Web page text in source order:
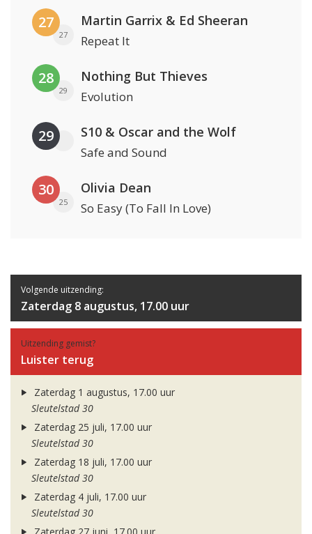
27
27
Martin Garrix & Ed Sheeran
Repeat It
28
29
Nothing But Thieves
Evolution
29 S10 & Oscar and the Wolf
Safe and Sound
30
25
Olivia Dean
So Easy (To Fall In Love)
Volgende uitzending:
Zaterdag 8 augustus, 17.00 uur
Uitzending gemist?
Luister terug
Zaterdag 1 augustus, 17.00 uur
Sleutelstad 30
Zaterdag 25 juli, 17.00 uur
Sleutelstad 30
Zaterdag 18 juli, 17.00 uur
Sleutelstad 30
Zaterdag 4 juli, 17.00 uur
Sleutelstad 30